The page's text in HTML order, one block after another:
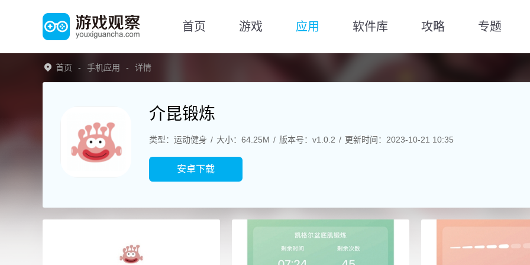
首页 游戏 应用 软件库 攻略 专题
首页 手机应用 详情
介昆锻炼
类型：运动健身 大小：64.25M 版本号：v1.0.2 更新时间：2023-10-21 10:35
安卓下载